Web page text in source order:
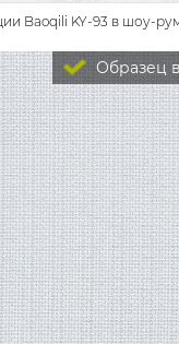
Офис
Гостиная
Кухня
Прихожая
Baoqili KY-93 в шоу-
Образец